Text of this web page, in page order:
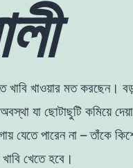
খাবি খাওয়ার মতকরছেন।
অবস্থা যা ছােটাছুটি কমিয়েদেয়া
যেতেপারেননা –তাঁকে
খেতেহবে।